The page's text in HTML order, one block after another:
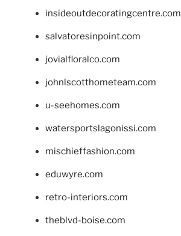
insideoutdecoratingcentre.com
salvatoresinpoint.com
jovialfloralco.com
johnlscotthometeam.com
u-seehomes.com
watersportslagonissi.com
mischieffashion.com
eduwyre.com
retro-interiors.com
theblvd-boise.com